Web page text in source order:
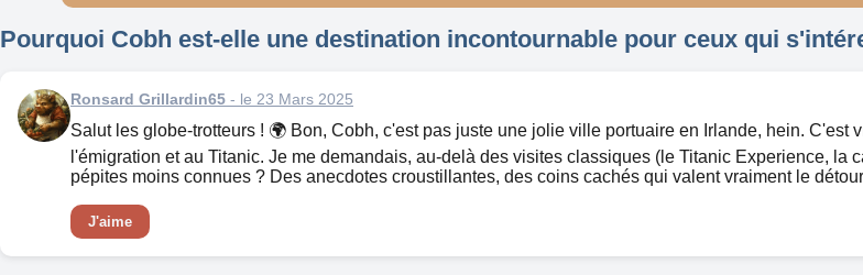
Pourquoi Cobh est-elle une destination incontournable pour ceux qui
Ronsard Grillardin65 - le 23 Mars 2025
Salut les globe-trotteurs ! 🌍 Bon, Cobh, c'est pas juste une jolie ville portuaire en Irlande, hein.
l'émigration et au Titanic. Je me demandais, au-delà des visites classiques (le Titanic Experience,
pépites moins connues ? Des anecdotes croustillantes, des coins cachés qui valent vraiment le
J'aime